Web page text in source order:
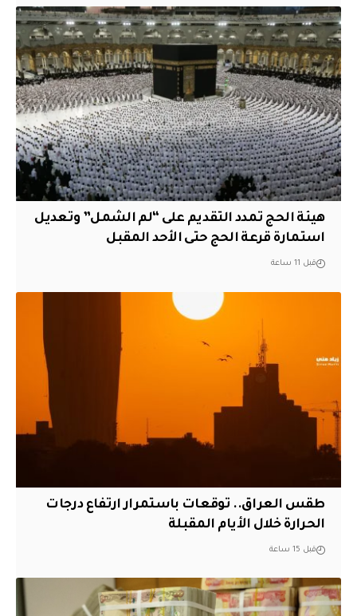
هيئة الحج تمدد التقديم على “لم الشمل” وتعديل
استمارة قرعة الحج حتى الأحد المقبل
قبل 11 ساعة
طقس العراق.. توقعات باستمرار ارتفاع درجات
الحرارة خلال الأيام المقبلة
قبل 15 ساعة